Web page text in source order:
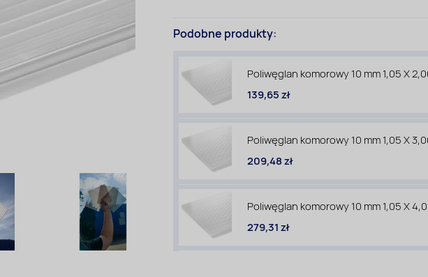
Podobne produkty:
Poliwęglan komorowy 10 mm 1,05 X
139,65 zł
Poliwęglan komorowy 10 mm 1,05 X
209,48 zł
Poliwęglan komorowy 10 mm 1,05 X
279,31 zł